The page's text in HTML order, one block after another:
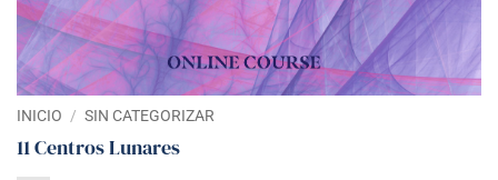
INICIO / SIN CATEGORIZAR
11 Centros Lunares